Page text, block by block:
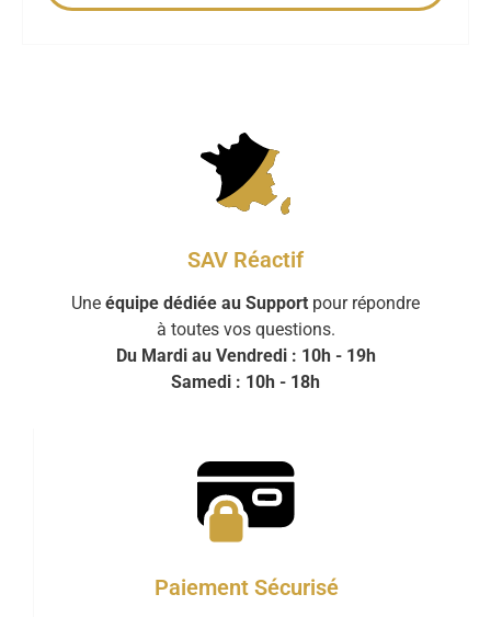
SAV Réactif
Une équipe dédiée au Support pour répondre
à toutes vos questions.
Du Mardi au Vendredi : 10h - 19h
Samedi : 10h - 18h
Paiement Sécurisé